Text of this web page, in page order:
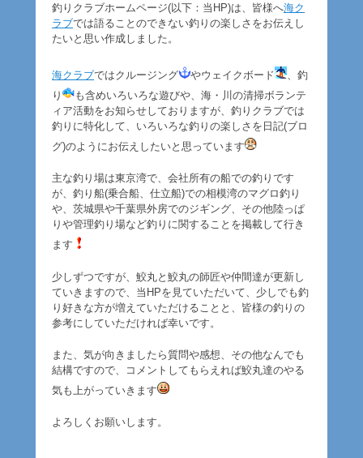
釣りクラブホームページ(以下：当HP)は、皆様へ海ク
ラブでは語ることのできない釣りの楽しさをお伝えし
たいと思い作成しました。
海クラブではクルージング やウェイクボード
、釣
り
も含めいろいろな遊びや、海・川の清掃ボランテ
ィア活動をお知らせしておりますが、釣りクラブでは
釣りに特化して、いろいろな釣りの楽しさを日記(ブロ
グ)のようにお伝えしたいと思っています
主な釣り場は東京湾で、会社所有の船での釣りです
が、釣り船(乗合船、仕立船)での相模湾のマグロ釣り
や、茨城県や千葉県外房でのジギング、その他陸っぱ
りや管理釣り場など釣りに関することを掲載して行き
ます
少しずつですが、鮫丸と鮫丸の師匠や仲間達が更新し
ていきますので、当HPを見ていただいて、少しでも釣
り好きな方が増えていただけることと、皆様の釣りの
参考にしていただければ幸いです。
また、気が向きましたら質問や感想、その他なんでも
結構ですので、コメントしてもらえれば鮫丸達のやる
気も上がっていきます
よろしくお願いします。